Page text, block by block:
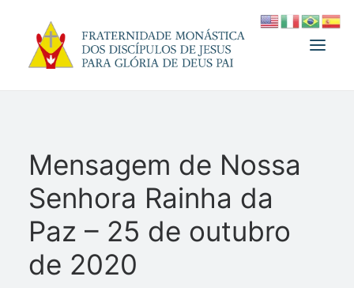
FUNDADOR
MEDJUGORJE
ESPIRITUALIDADE
ATUALIDADES
INFORMATIVO
Mensagem de Nossa
Senhora Rainha da
Paz – 25 de outubro
de 2020